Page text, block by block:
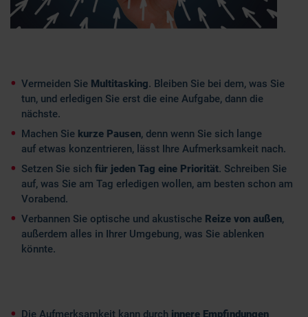
Vermeiden Sie Multitasking. Bleiben Sie bei dem, was Sie
tun, und erledigen Sie erst die eine Aufgabe, dann die
nächste.
Machen Sie kurze Pausen, denn wenn Sie sich lange
auf etwas konzentrieren, lässt Ihre Aufmerksamkeit nach.
Setzen Sie sich für jeden Tag eine Priorität. Schreiben Sie
auf, was Sie am Tag erledigen wollen, am besten schon am
Vorabend.
Verbannen Sie optische und akustische Reize von außen,
außerdem alles in Ihrer Umgebung, was Sie ablenken
könnte.
Die Aufmerksamkeit kann durch innere Empfindungen